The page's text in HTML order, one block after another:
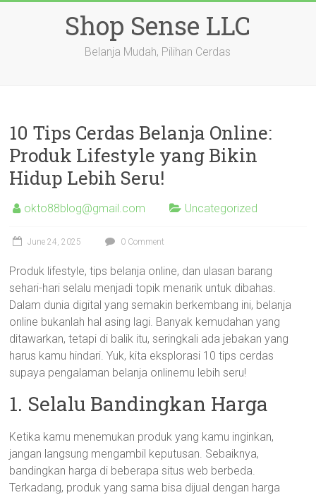
Shop Sense LLC
Belanja Mudah, Pilihan Cerdas
10 Tips Cerdas Belanja Online:
Produk Lifestyle yang Bikin
Hidup Lebih Seru!
okto88blog@gmail.com Uncategorized
June 24, 2025 0 Comment
Produk lifestyle, tips belanja online, dan ulasan barang
sehari-hari selalu menjadi topik menarik untuk dibahas.
Dalam dunia digital yang semakin berkembang ini, belanja
online bukanlah hal asing lagi. Banyak kemudahan yang
ditawarkan, tetapi di balik itu, seringkali ada jebakan yang
harus kamu hindari. Yuk, kita eksplorasi 10 tips cerdas
supaya pengalaman belanja onlinemu lebih seru!
1. Selalu Bandingkan Harga
Ketika kamu menemukan produk yang kamu inginkan,
jangan langsung mengambil keputusan. Sebaiknya,
bandingkan harga di beberapa situs web berbeda.
Terkadang, produk yang sama bisa dijual dengan harga